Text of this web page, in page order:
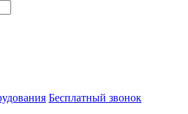
Бесплатный звонок